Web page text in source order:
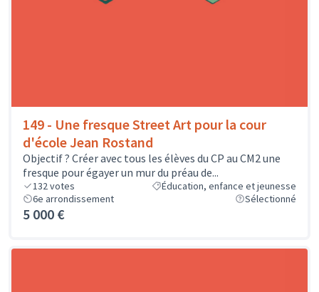
149 - Une fresque Street Art pour la cour
d'école Jean Rostand
Objectif ? Créer avec tous les élèves du CP au CM2 une
fresque pour égayer un mur du préau de...
132votes
Éducation, enfance et jeunesse
6e arrondissement
Sélectionné
5 000 €